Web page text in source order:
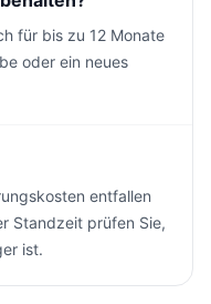
für bis zu 12 Monate
oder ein neues
entfallen
Standzeit prüfen Sie,
ist.